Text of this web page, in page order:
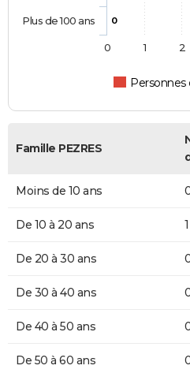
0
Plus de 100 ans
0 1 2
Famille PEZRES
Moins de 10 ans
De 10 à 20 ans 1
De 20 à 30 ans
De 30 à 40 ans
De 40 à 50 ans
De 50 à 60 ans